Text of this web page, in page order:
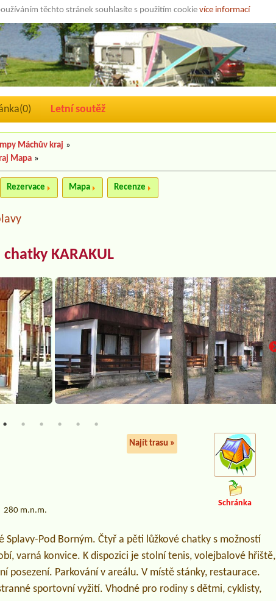
těchto stránek souhlasíte s použitím cookievíce informací
0) Letní soutěž
Máchův kraj »
Mapa »
Rezervace Mapa Recenze
KARAKUL
Najít trasu »
280 m.n.m.
Schránka
Pod Borným. Čtyř a pěti lůžkové chatky s možností
varná konvice. K dispozici je stolní tenis, volejbalové hřiště,
posezení. Parkování v areálu. V místě stánky, restaurace.
sportovní vyžití. Vhodné pro rodiny s dětmi, cyklisty,